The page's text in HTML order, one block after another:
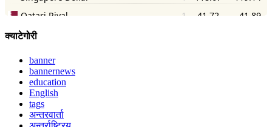
क्याटेगोरी
banner
bannernews
education
English
tags
अन्तरवार्ता